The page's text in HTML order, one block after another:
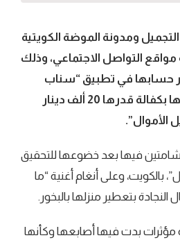
ومدونة الموضة الكويتية
مواقع التواصل الاجتماعي، وذلك
حسابها في تطبيق “سناب
شات”، بعد إخلاء سبيلها بكفالة قدرها 20 ألف دينار
فيها بعد خضوعها للتحقيق
بالكويت، وعلى أنغام أغنية “ما
بتعطير منزلها بالبخور.
بدت فيها أصابعها وكأنها